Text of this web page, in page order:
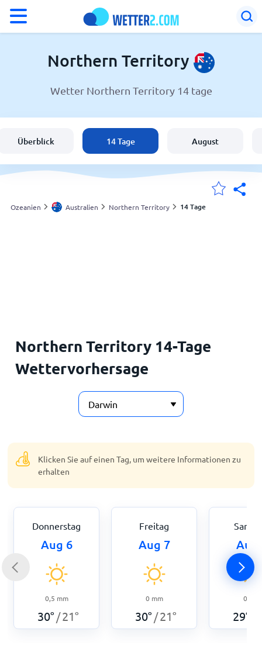
Wetter in Northern Territory
Schweiz
Deutschland
Northern Territory
Wetter Northern Territory 14 tage
Überblick 14 Tage August
Ozeanien Australien Northern Territory 14 Tage
Northern Territory 14-Tage
Wettervorhersage
Klicken Sie auf einen Tag, um weitere Informationen zu
erhalten
Donnerstag
Aug 6
0,5 mm
30° /21°
Freitag
Aug 7
0 mm
30° /21°
Aug
0
29°